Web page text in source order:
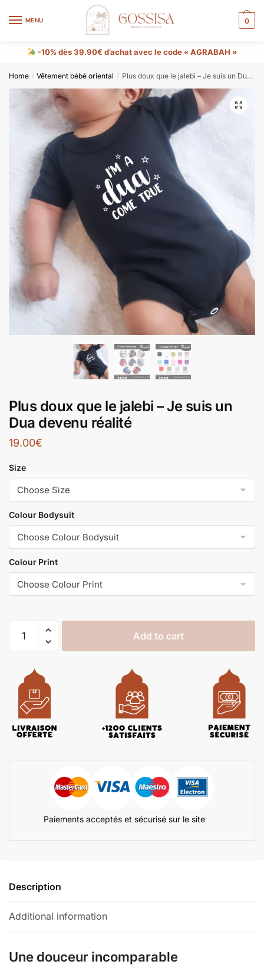
MENU 0
-10% dès 39.90€ d’achat avec le code « AGRABAH »
Home / Vêtement bébé oriental / Plus doux que le jalebi – Je suis un Dua devenu réalité
Plus doux que le jalebi – Je suis un
Dua devenu réalité
19.00€
Size
Colour Bodysuit
Colour Print
Add to cart
Paiements acceptés et sécurisé sur le site
Description
Additional information
Une douceur incomparable